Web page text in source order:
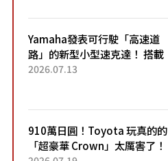
Yamaha發表可行駛「高速道
路」的新型小型速克達！ 搭載
能享受超強勁「渦輪感」的動
2026.07.13
910萬日圓！Toyota 玩真的的
「超豪華 Crown」太厲害了！